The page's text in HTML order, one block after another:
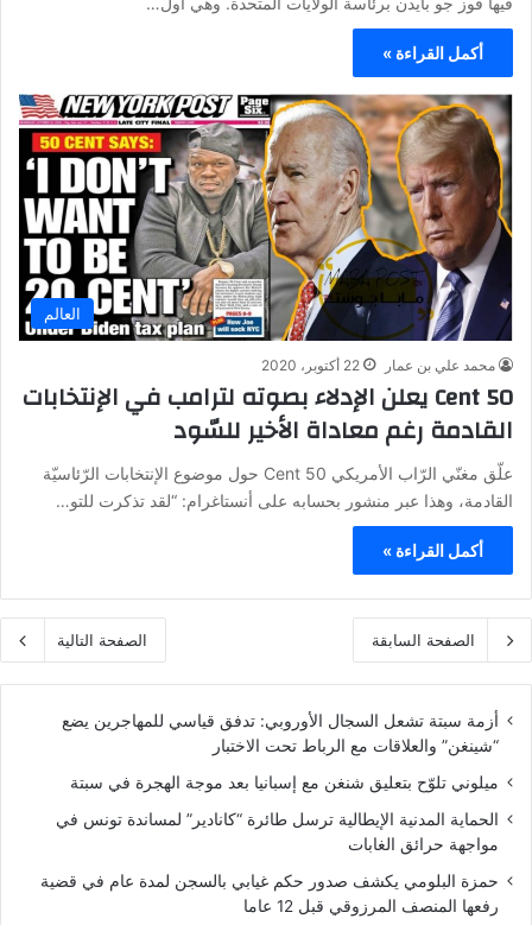
أكمل القراءة »
العالم
محمد علي بن عمار 22 أكتوبر، 2020
50 Cent يعلن الإدلاء بصوته لترامب في الإنتخابات
القادمة رغم معاداة الأخير للسّود
علّق مغنّي الرّاب الأمريكي 50 Cent حول موضوع الإنتخابات الرّئاسيّة
القادمة، وهذا عبر منشور بحسابه على أنستاغرام: “لقد تذكرت للتو…
أكمل القراءة »
الصفحة السابقة الصفحة التالية
أزمة سبتة تشعل السجال الأوروبي: تدفق قياسي للمهاجرين يضع
“شينغن” والعلاقات مع الرباط تحت الاختبار
ميلوني تلوّح بتعليق شنغن مع إسبانيا بعد موجة الهجرة في سبتة
الحماية المدنية الإيطالية ترسل طائرة “كانادير” لمساندة تونس في
مواجهة حرائق الغابات
حمزة البلومي يكشف صدور حكم غيابي بالسجن لمدة عام في قضية
رفعها المنصف المرزوقي قبل 12 عاما